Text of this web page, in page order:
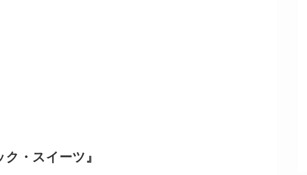
・スイーツ』